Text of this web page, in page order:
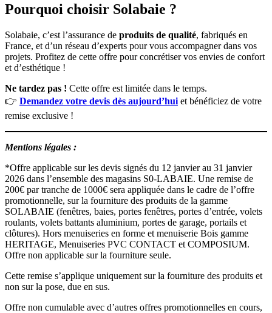
Pourquoi choisir Solabaie ?
Solabaie, c’est l’assurance de produits de qualité, fabriqués en
France, et d’un réseau d’experts pour vous accompagner dans vos
projets. Profitez de cette offre pour concrétiser vos envies de confort
et d’esthétique !
Ne tardez pas ! Cette offre est limitée dans le temps.
👉 Demandez votre devis dès aujourd’hui et bénéficiez de votre
remise exclusive !
Mentions légales :
*Offre applicable sur les devis signés du 12 janvier au 31 janvier
2026 dans l’ensemble des magasins S0-LABAIE. Une remise de
200€ par tranche de 1000€ sera appliquée dans le cadre de l’offre
promotionnelle, sur la fourniture des produits de la gamme
SOLABAIE (fenêtres, baies, portes fenêtres, portes d’entrée, volets
roulants, volets battants aluminium, portes de garage, portails et
clôtures). Hors menuiseries en forme et menuiserie Bois gamme
HERITAGE, Menuiseries PVC CONTACT et COMPOSIUM.
Offre non applicable sur la fourniture seule.
Cette remise s’applique uniquement sur la fourniture des produits et
non sur la pose, due en sus.
Offre non cumulable avec d’autres offres promotionnelles en cours,